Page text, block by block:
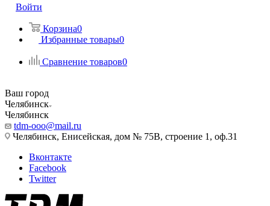
Войти
Корзина0
Избранные товары0
Сравнение товаров0
Ваш город
Челябинск
Челябинск
tdm-ooo@mail.ru
Челябинск, Енисейская, дом № 75В, строение 1, оф.31
Вконтакте
Facebook
Twitter